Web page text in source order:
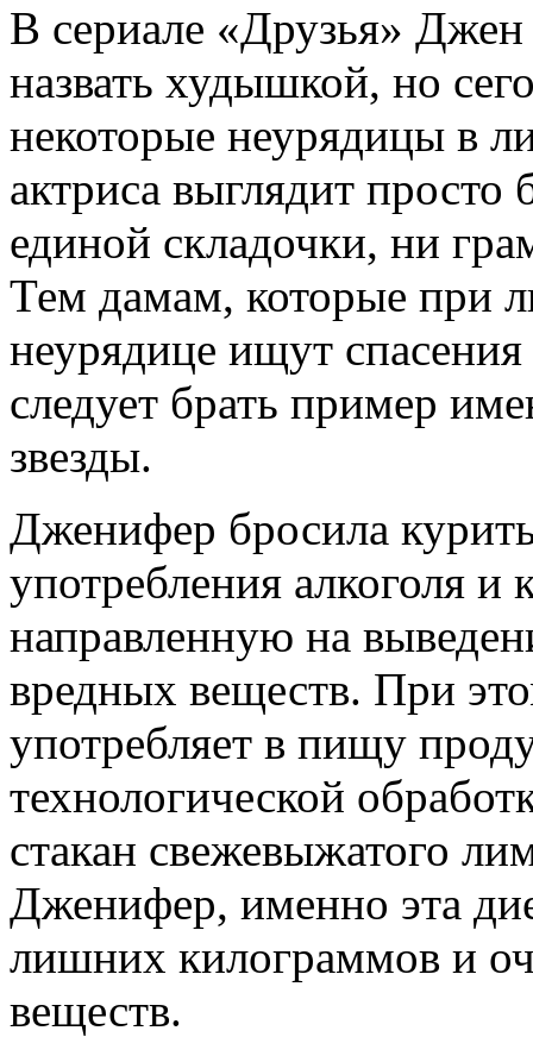
В сериале «Друзья»
назвать худышкой, но
некоторые неурядицы в
актриса выглядит просто
единой складочки, ни
Тем дамам, которые при
неурядице ищут
следует брать пример
звезды.
Дженифер бросила
употребления алкоголя и
направленную на
вредных веществ. При
употребляет в пищу
технологической
стакан свежевыжатого
Дженифер, именно эта
лишних килограммов и
веществ.